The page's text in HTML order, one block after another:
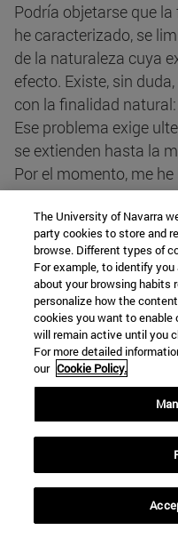
Podría objetarse que
he caracterizado, se
de la naturaleza cuya
efecto. Existe, sin
con la finalidad
Ese problema exige
se extienden hasta la
Por el momento, me
objetivo las
para sentar las bases
plantearse la reflexión
conclusión sólo
deben coincidir, será
mi objetivo.
La direccionalidad, la
funcionalidad son
modo de ser de las
responden a su
algo sobreañadido ni
accidentales: son
natural. Propiamente
manifiestan modos
The University of Navarra
party cookies to store and
browse. Different types of
For example, to identify
about your browsing habits
personalize how the
cookies you want to enable
will remain active until you
For more detailed
our Cookie Policy.